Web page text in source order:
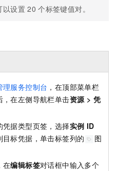
以设置 20 个标签键值对。
理服务控制台 ，在顶部菜单栏
，在左侧导航栏单击资源 > 凭
凭据类型页签，选择实例 ID
目标凭据，单击标签列的
图
在编辑标签对话框中输入多个